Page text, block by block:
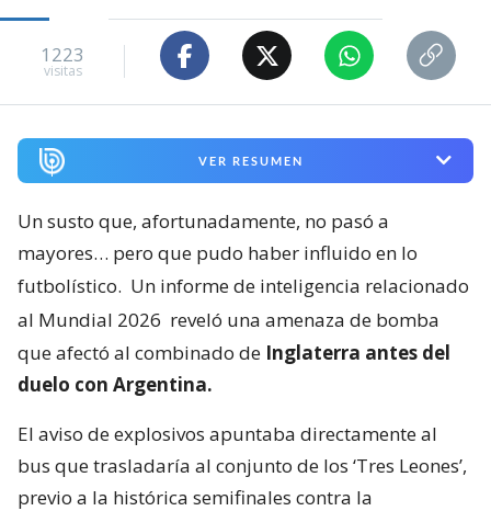
1223
visitas
VER RESUMEN
Un susto que, afortunadamente, no pasó a
mayores… pero que pudo haber influido en lo
futbolístico. Un informe de inteligencia relacionado
al Mundial 2026 reveló una amenaza de bomba
que afectó al combinado de Inglaterra antes del
duelo con Argentina.
El aviso de explosivos apuntaba directamente al
bus que trasladaría al conjunto de los ‘Tres Leones’,
previo a la histórica semifinales contra la